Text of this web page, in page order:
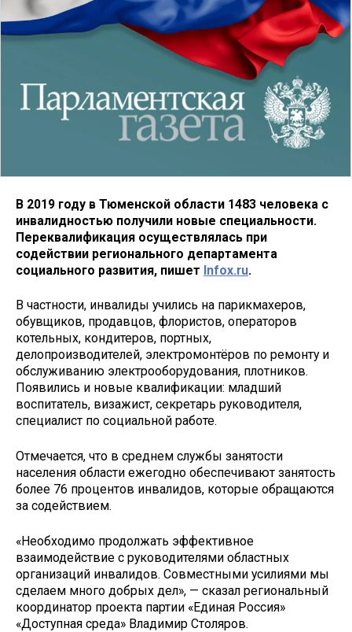
В 2019 году в Тюменской области 1483 человека с
инвалидностью получили новые специальности.
Переквалификация осуществлялась при
содействии регионального департамента
социального развития, пишет Infox.ru.
В частности, инвалиды учились на парикмахеров,
обувщиков, продавцов, флористов, операторов
котельных, кондитеров, портных,
делопроизводителей, электромонтёров по ремонту и
обслуживанию электрооборудования, плотников.
Появились и новые квалификации: младший
воспитатель, визажист, секретарь руководителя,
специалист по социальной работе.
Отмечается, что в среднем службы занятости
населения области ежегодно обеспечивают занятость
более 76 процентов инвалидов, которые обращаются
за содействием.
«Необходимо продолжать эффективное
взаимодействие с руководителями областных
организаций инвалидов. Совместными усилиями мы
сделаем много добрых дел», — сказал региональный
координатор проекта партии «Единая Россия»
«Доступная среда» Владимир Столяров.